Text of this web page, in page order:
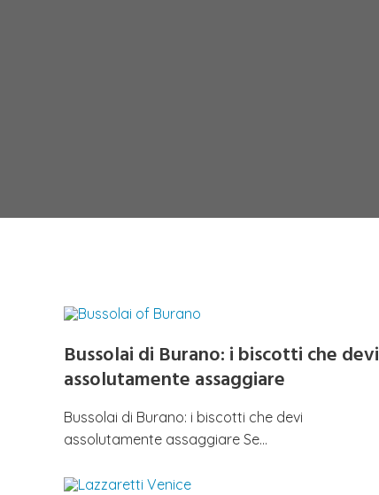
Bussolai di Burano: i biscotti che devi
assolutamente assaggiare
Bussolai di Burano: i biscotti che devi
assolutamente assaggiare Se…